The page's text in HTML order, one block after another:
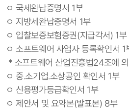
ㅇ 국세완납증명서 1부
ㅇ 지방세완납증명서 1부
ㅇ 입찰보증보험증권(지급각서) 1부
ㅇ 소프트웨어 사업자 등록확인서
* 소프트웨어 산업진흥법24조에
ㅇ 중․소기업․소상공인 확인서 1부
ㅇ 신용평가등급확인서 1부
ㅇ 제안서 및 요약본(발표본) 8부